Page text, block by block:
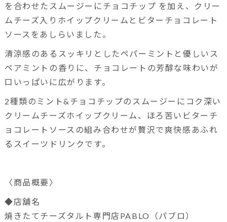
を合わせたスムージーにチョコチップ を加え、クリー
ムチーズ入りホイップクリームとビターチョコレート
ソースをあしらいました。
清涼感のあるスッキリとしたペパーミントと優しいス
ペアミントの香りに、チョコレートの芳醇な味わいが
口いっぱいに広がります。
2種類のミント&チョコチップのスムージーにコク深い
クリームチーズホイップクリーム、ほろ苦いビターチ
ョコレートソースの組み合わせが贅沢で爽快感あふれ
るスイーツドリンクです。
〈商品概要〉
◆店舗名
焼きたてチーズタルト専門店PABLO（パブロ）